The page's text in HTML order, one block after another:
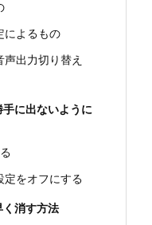
によるもの
出力切り替え
に出ないように
定をオフにする
く消す方法